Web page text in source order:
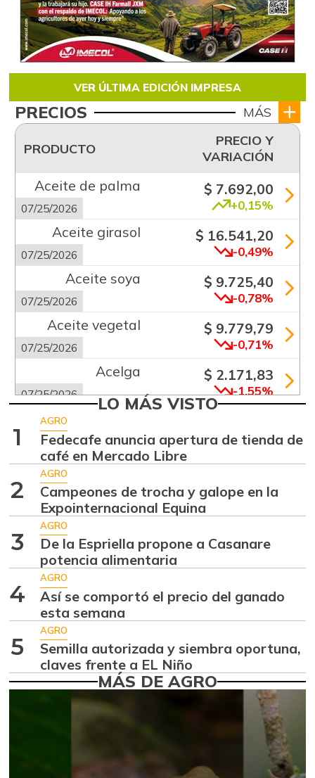
VER ÚLTIMA EDICIÓN IMPRESA
PRECIOS MÁS
PRODUCTO
PRECIO Y
VARIACIÓN
Aceite de palma
07/25/2026
$ 7.692,00
+0,15%
Aceite girasol
07/25/2026
$ 16.541,20
-0,49%
Aceite soya
07/25/2026
$ 9.725,40
-0,78%
Aceite vegetal
07/25/2026
$ 9.779,79
-0,71%
Acelga
07/25/2026
$ 2.171,83
-1,55%
Aguacate común
07/25/2026 +6,24%
Aguacate hass
07/25/2026
$ 7.289,10
-2,98%
Aguacate
07/25/2026
$ 8.366,30
Ahuyama
07/25/2026 -0,51%
Ahuyamín
07/25/2026
$ 1.672,87
Ajo
07/25/2026
$ 6.102,86
-2,18%
Ají dulce $ 2.880,14
+4,83%
Ají topito dulce $ 3.229,50
LO MÁS VISTO
1
AGRO
Fedecafe anuncia apertura de tienda de
café en Mercado Libre
2
AGRO
Campeones de trocha y galope en la
Expointernacional Equina
3
AGRO
De la Espriella propone a Casanare
potencia alimentaria
4
AGRO
Así se comportó el precio del ganado
esta semana
5
AGRO
Semilla autorizada y siembra oportuna,
claves frente a EL Niño
MÁS DE AGRO